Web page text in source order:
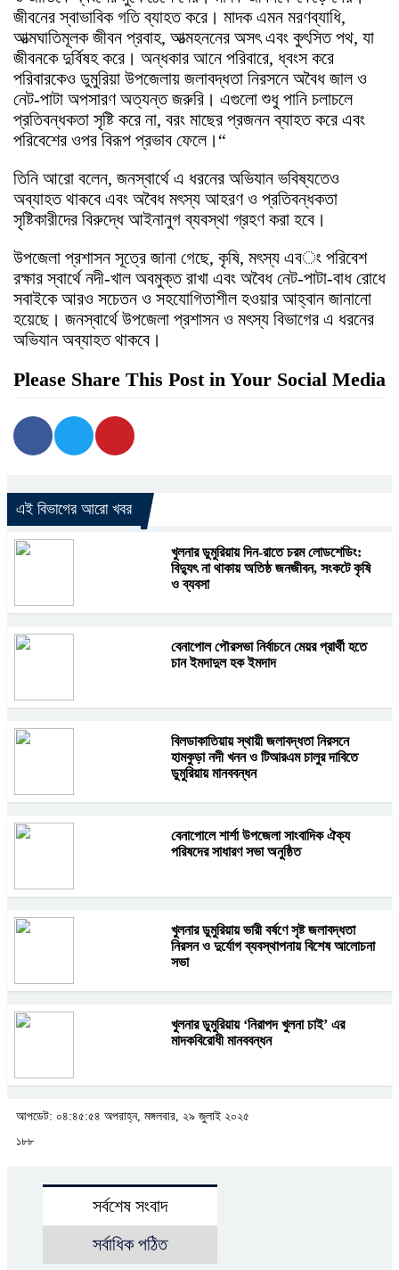
জীবনের স্বাভাবিক গতি ব্যাহত করে। মাদক এমন মরণব্যাধি,
আত্মঘাতিমূলক জীবন প্রবাহ, আত্মহননের অসৎ এবং কুৎসিত পথ, যা
জীবনকে দুর্বিষহ করে। অন্ধকার আনে পরিবারে, ধ্বংস করে
পরিবারকেও ডুমুরিয়া‌ উপজেলায় জলাবদ্ধতা নিরসনে অবৈধ জাল ও
নেট-পাটা অপসারণ অত্যন্ত জরুরি। এগুলো শুধু পানি চলাচলে
প্রতিবন্ধকতা সৃষ্টি করে না, বরং মাছের প্রজনন ব্যাহত করে এবং
পরিবেশের ওপর বিরূপ প্রভাব ফেলে।“
তিনি আরো বলেন, জনস্বার্থে এ ধরনের অভিযান ভবিষ্যতেও
অব্যাহত থাকবে এবং অবৈধ মৎস্য আহরণ ও প্রতিবন্ধকতা
সৃষ্টিকারীদের বিরুদ্ধে আইনানুগ ব্যবস্থা গ্রহণ করা হবে।
উপজেলা প্রশাসন সূত্রে জানা গেছে, কৃষি, মৎস্য এবং পরিবেশ
রক্ষার স্বার্থে নদী-খাল অবমুক্ত রাখা এবং অবৈধ নেট-পাটা-বাধ রোধে
সবাইকে আরও সচেতন ও সহযোগিতাশীল হওয়ার আহ্বান জানানো
হয়েছে। জনস্বার্থে উপজেলা প্রশাসন ও মৎস্য বিভাগের এ ধরনের
অভিযান অব্যাহত থাকবে।
Please Share This Post in Your Social Media
এই বিভাগের আরো খবর
খুলনার ডুমুরিয়ায় দিন-রাতে চরম লোডশেডিং:
বিদ্যুৎ না থাকায় অতিষ্ঠ জনজীবন, সংকটে কৃষি
ও ব্যবসা
বেনাপোল পৌরসভা নির্বাচনে মেয়র প্রার্থী হতে
চান ইমদাদুল হক ইমদাদ
বিলডাকাতিয়ায় স্থায়ী জলাবদ্ধতা নিরসনে
হামকুড়া নদী খনন ও টিআরএম চালুর দাবিতে
ডুমুরিয়ায় মানববন্ধন
বেনাপোলে শার্শা উপজেলা সাংবাদিক ঐক্য
পরিষদের সাধারণ সভা অনুষ্ঠিত
খুলনার ডুমুরিয়ায় ভারী বর্ষণে সৃষ্ট জলাবদ্ধতা
নিরসন ও দুর্যোগ ব্যবস্থাপনায় বিশেষ আলোচনা
সভা
খুলনার ডুমুরিয়ায় ‘নিরাপদ খুলনা চাই’ এর
মাদকবিরোধী মানববন্ধন
আপডেট: ০৪:৪৫:৫৪ অপরাহ্ন, মঙ্গলবার, ২৯ জুলাই ২০২৫
১৮৮
সর্বশেষ সংবাদ
সর্বাধিক পঠিত